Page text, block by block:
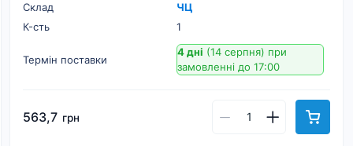
Склад
ЧЦ
К-cть
1
Термін поставки
4 дні (14 серпня) при
замовленні до 17:00
563,7 грн